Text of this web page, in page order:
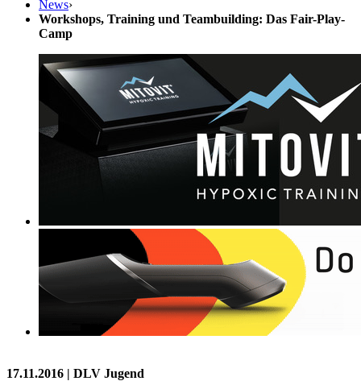
News›
Workshops, Training und Teambuilding: Das Fair-Play-
Camp
17.11.2016 | DLV Jugend